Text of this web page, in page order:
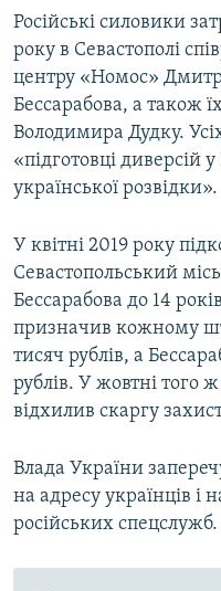
Російські силовики
року в Севастополі
центру «Номос»
Бессарабова, а також
Володимира Дудку.
«підготовці
української розвідки».
У квітні 2019 року
Севастопольський
Бессарабова до 14
призначив кожному
тисяч рублів, а
рублів. У жовтні того
відхилив скаргу
Влада України
на адресу українців і
російських спецслужб.